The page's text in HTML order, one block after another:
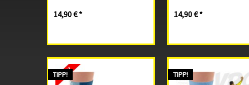
sie eine unglaubliche
14,90 € *
Produkt. 80% reine
14,90 € *
TIPP! TIPP!